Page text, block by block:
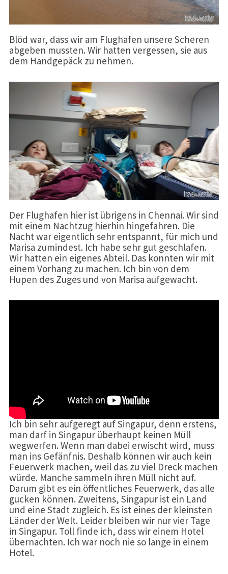
Blöd war, dass wir am Flughafen unsere Scheren
abgeben mussten. Wir hatten vergessen, sie aus
dem Handgepäck zu nehmen.
Der Flughafen hier ist übrigens in Chennai. Wir sind
mit einem Nachtzug hierhin hingefahren. Die
Nacht war eigentlich sehr entspannt, für mich und
Marisa zumindest. Ich habe sehr gut geschlafen.
Wir hatten ein eigenes Abteil. Das konnten wir mit
einem Vorhang zu machen. Ich bin von dem
Hupen des Zuges und von Marisa aufgewacht.
Ich bin sehr aufgeregt auf Singapur, denn erstens,
man darf in Singapur überhaupt keinen Müll
wegwerfen. Wenn man dabei erwischt wird, muss
man ins Gefänfnis. Deshalb können wir auch kein
Feuerwerk machen, weil das zu viel Dreck machen
würde. Manche sammeln ihren Müll nicht auf.
Darum gibt es ein öffentliches Feuerwerk, das alle
gucken können. Zweitens, Singapur ist ein Land
und eine Stadt zugleich. Es ist eines der kleinsten
Länder der Welt. Leider bleiben wir nur vier Tage
in Singapur. Toll finde ich, dass wir einem Hotel
übernachten. Ich war noch nie so lange in einem
Hotel.